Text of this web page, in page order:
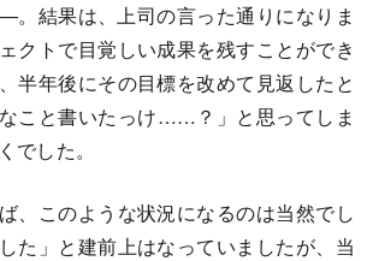
結果は、上司の言った通りになりま
クトで目覚しい成果を残すことができ
半年後にその目標を改めて見返したと
こと書いたっけ……？」と思ってしま
でした。
、このような状況になるのは当然でし
た」と建前上はなっていましたが、当